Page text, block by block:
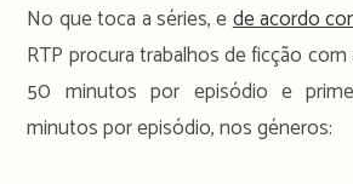
No que toca a séries, ede acordo
RTP procura trabalhos de ficção
50 minutos por episódio e
minutos por episódio, nos géneros: